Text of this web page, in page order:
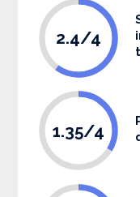
2.4/4
1.35/4